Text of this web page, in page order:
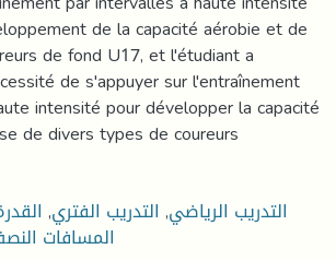
de la capacité aérobie et de
de fond U17, et l'étudiant a
de s'appuyer sur l'entraînement
intensité pour développer la capacité
de divers types de coureurs
التدريب الرياضي, التدريب الفتري,
المسافات